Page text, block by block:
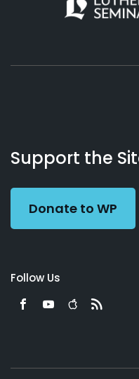
Working
Preacher
Us
Support the
Donate to WP
Follow Us